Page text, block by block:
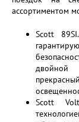
ассортиментом
Scott
двойной
Scott